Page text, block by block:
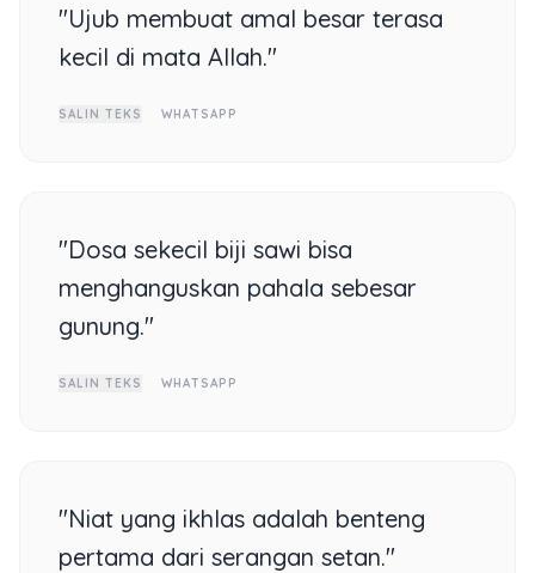
"Ujub membuat amal besar terasa
kecil di mata Allah."
SALIN TEKS WHATSAPP
"Dosa sekecil biji sawi bisa
menghanguskan pahala sebesar
gunung."
SALIN TEKS WHATSAPP
"Niat yang ikhlas adalah benteng
pertama dari serangan setan."